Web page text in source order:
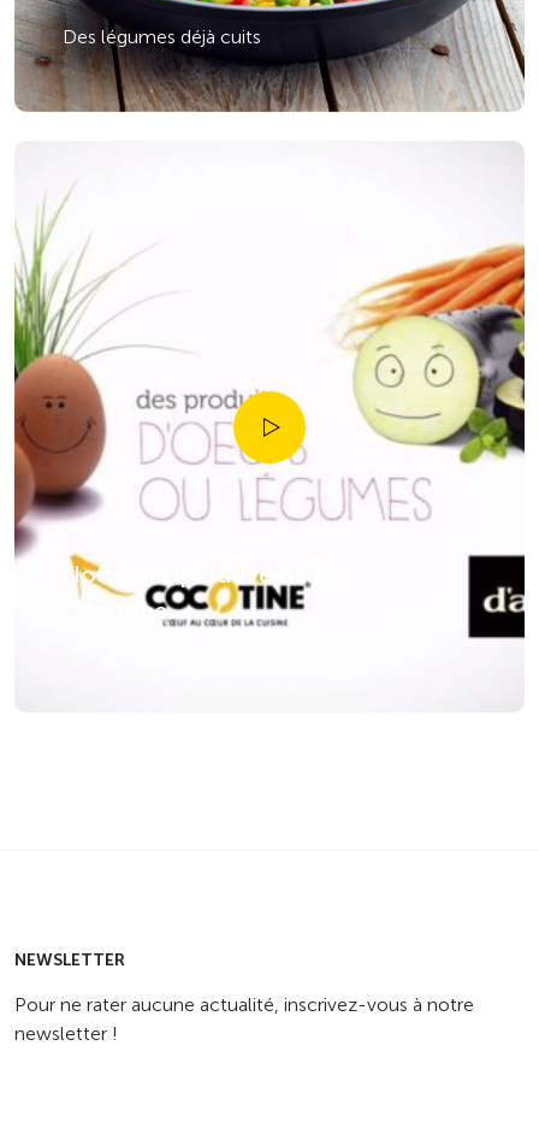
Des légumes déjà cuits
Notre coopérative daucy &
Cocotine
NEWSLETTER
Pour ne rater aucune actualité, inscrivez-vous à notre
newsletter !